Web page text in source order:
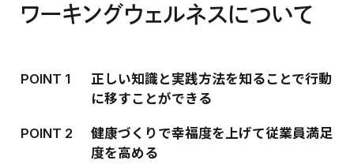
ワーキングウェルネスについて
POINT 1
正しい知識と実践方法を知ることで行動
に移すことができる
POINT 2
健康づくりで幸福度を上げて従業員満足
度を高める